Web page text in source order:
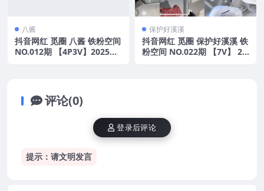
八酱
抖音网红 觅圈 八酱 铁粉空间
NO.012期 【4P3V】2025年
保护好溪溪
抖音网红 觅圈 保护好溪溪 铁
粉空间 NO.022期 【7V】 20
评论(0)
提示：请文明发言
登录后评论